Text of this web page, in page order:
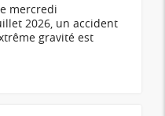
mercredi
2026, un accident
gravité est